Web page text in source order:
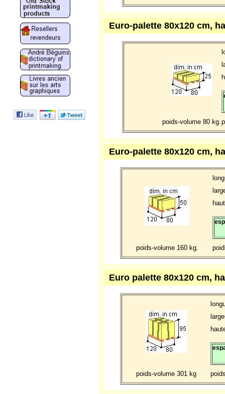
Euro-palette 80x120 cm,
poids-volume 80 kg.
Euro-palette 80x120 cm,
poids-volume 160 kg.
Euro palette 80x120 cm,
poids-volume 301 kg